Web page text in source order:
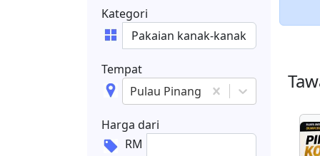
Kategori
Tempat
Pulau Pinang
Harga dari
RM